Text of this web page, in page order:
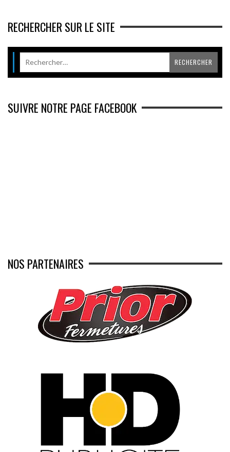
RECHERCHER SUR LE SITE
SUIVRE NOTRE PAGE FACEBOOK
NOS PARTENAIRES